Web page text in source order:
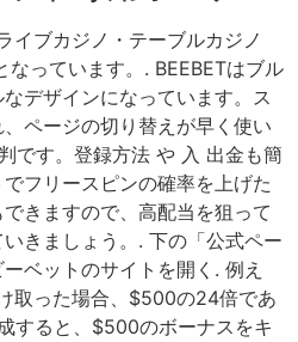
イブカジノ・テーブルカジノ
なっています。. BEEBETはブル
デザインになっています。ス
ページの切り替えが早く使い
です。登録方法 や 入 出金も簡
フリースピンの確率を上げた
きますので、高配当を狙って
きましょう。. 下の「公式ペー
ベットのサイトを開く. 例え
取った場合、$500の24倍であ
すると、$500のボーナスをキ